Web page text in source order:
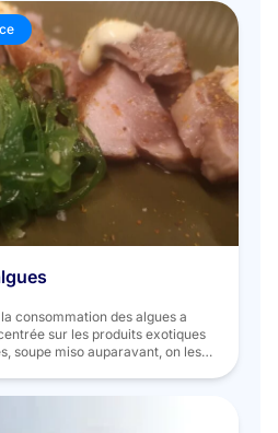
consommation des algues a
sur les produits exotiques
soupe miso auparavant, on les
ou même en
: En chips, saupoudrées